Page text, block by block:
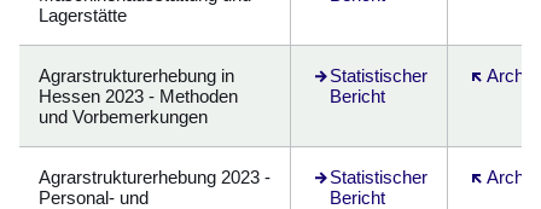
Lagerstätte
Agrarstrukturerhebung in
Hessen 2023 - Methoden
und Vorbemerkungen
Statistischer
Bericht
Öffnet sich in einem neuen
Archiv
Öffnet
Agrarstrukturerhebung 2023 -
Personal- und
Statistischer
Bericht
Öffnet sich in einem neuen
Archiv
Öffnet